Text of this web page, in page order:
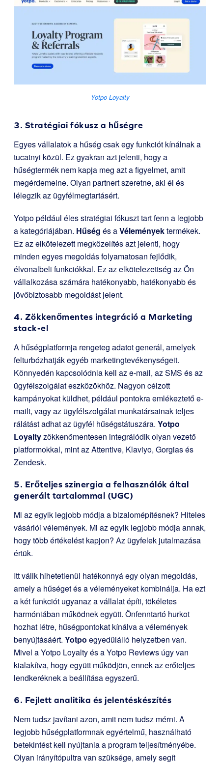
Yotpo Loyalty
3. Stratégiai fókusz a hűségre
Egyes vállalatok a hűség csak egy funkciót kínálnak a
tucatnyi közül. Ez gyakran azt jelenti, hogy a
hűségtermék nem kapja meg azt a figyelmet, amit
megérdemelne. Olyan partnert szeretne, aki él és
lélegzik az ügyfélmegtartásért.
Yotpo például éles stratégiai fókuszt tart fenn a legjobb
a kategóriájában. Hűség és aVéleményektermékek.
Ez az elkötelezett megközelítés azt jelenti, hogy
minden egyes megoldás folyamatosan fejlődik,
élvonalbeli funkciókkal. Ez az elkötelezettség az Ön
vállalkozása számára hatékonyabb, hatékonyabb és
jövőbiztosabb megoldást jelent.
4. Zökkenőmentes integráció a Marketing
stack-el
A hűségplatformja rengeteg adatot generál, amelyek
felturbózhatják egyéb marketingtevékenységeit.
Könnyedén kapcsolódnia kell az e-mail, az SMS és az
ügyfélszolgálat eszközökhöz. Nagyon célzott
kampányokat küldhet, például pontokra emlékeztető e-
mailt, vagy az ügyfélszolgálat munkatársainak teljes
rálátást adhat az ügyfél hűségstátuszára. Yotpo
Loyaltyzökkenőmentesen integrálódik olyan vezető
platformokkal, mint az Attentive, Klaviyo, Gorgias és
Zendesk.
5. Erőteljes szinergia a felhasználók által
generált tartalommal (UGC)
Mi az egyik legjobb módja a bizalomépítésnek? Hiteles
vásárlói vélemények. Mi az egyik legjobb módja annak,
hogy több értékelést kapjon? Az ügyfelek jutalmazása
értük.
Itt válik hihetetlenül hatékonnyá egy olyan megoldás,
amely a hűséget és a véleményeket kombinálja. Ha ezt
a két funkciót ugyanaz a vállalat építi, tökéletes
harmóniában működnek együtt. Önfenntartó hurkot
hozhat létre, hűségpontokat kínálva a vélemények
benyújtásáért. Yotpo egyedülálló helyzetben van.
Mivel a Yotpo Loyalty és a Yotpo Reviews úgy van
kialakítva, hogy együtt működjön, ennek az erőteljes
lendkeréknek a beállítása egyszerű.
6. Fejlett analitika és jelentéskészítés
Nem tudsz javítani azon, amit nem tudsz mérni. A
legjobb hűségplatformnak egyértelmű, használható
betekintést kell nyújtania a program teljesítményébe.
Olyan irányítópultra van szüksége, amely segít